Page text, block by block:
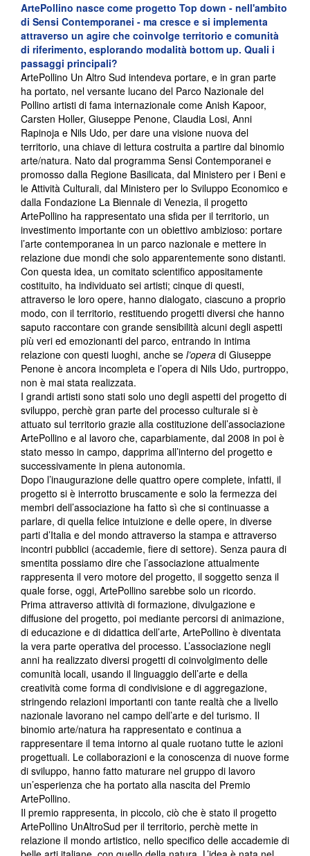
ArtePollino nasce come progetto Top down - nell'ambito
di Sensi Contemporanei - ma cresce e si implementa
attraverso un agire che coinvolge territorio e comunità
di riferimento, esplorando modalità bottom up. Quali i
passaggi principali?
ArtePollino Un Altro Sud intendeva portare, e in gran parte
ha portato, nel versante lucano del Parco Nazionale del
Pollino artisti di fama internazionale come Anish Kapoor,
Carsten Holler, Giuseppe Penone, Claudia Losi, Anni
Rapinoja e Nils Udo, per dare una visione nuova del
territorio, una chiave di lettura costruita a partire dal binomio
arte/natura. Nato dal programma Sensi Contemporanei e
promosso dalla Regione Basilicata, dal Ministero per i Beni e
le Attività Culturali, dal Ministero per lo Sviluppo Economico e
dalla Fondazione La Biennale di Venezia, il progetto
ArtePollino ha rappresentato una sfida per il territorio, un
investimento importante con un obiettivo ambizioso: portare
l’arte contemporanea in un parco nazionale e mettere in
relazione due mondi che solo apparentemente sono distanti.
Con questa idea, un comitato scientifico appositamente
costituito, ha individuato sei artisti; cinque di questi,
attraverso le loro opere, hanno dialogato, ciascuno a proprio
modo, con il territorio, restituendo progetti diversi che hanno
saputo raccontare con grande sensibilità alcuni degli aspetti
più veri ed emozionanti del parco, entrando in intima
relazione con questi luoghi, anche se l’opera di Giuseppe
Penone è ancora incompleta e l’opera di Nils Udo, purtroppo,
non è mai stata realizzata.
I grandi artisti sono stati solo uno degli aspetti del progetto di
sviluppo, perchè gran parte del processo culturale si è
attuato sul territorio grazie alla costituzione dell’associazione
ArtePollino e al lavoro che, caparbiamente, dal 2008 in poi è
stato messo in campo, dapprima all’interno del progetto e
successivamente in piena autonomia.
Dopo l’inaugurazione delle quattro opere complete, infatti, il
progetto si è interrotto bruscamente e solo la fermezza dei
membri dell’associazione ha fatto sì che si continuasse a
parlare, di quella felice intuizione e delle opere, in diverse
parti d’Italia e del mondo attraverso la stampa e attraverso
incontri pubblici (accademie, fiere di settore). Senza paura di
smentita possiamo dire che l’associazione attualmente
rappresenta il vero motore del progetto, il soggetto senza il
quale forse, oggi, ArtePollino sarebbe solo un ricordo.
Prima attraverso attività di formazione, divulgazione e
diffusione del progetto, poi mediante percorsi di animazione,
di educazione e di didattica dell’arte, ArtePollino è diventata
la vera parte operativa del processo. L’associazione negli
anni ha realizzato diversi progetti di coinvolgimento delle
comunità locali, usando il linguaggio dell’arte e della
creatività come forma di condivisione e di aggregazione,
stringendo relazioni importanti con tante realtà che a livello
nazionale lavorano nel campo dell’arte e del turismo. Il
binomio arte/natura ha rappresentato e continua a
rappresentare il tema intorno al quale ruotano tutte le azioni
progettuali. Le collaborazioni e la conoscenza di nuove forme
di sviluppo, hanno fatto maturare nel gruppo di lavoro
un’esperienza che ha portato alla nascita del Premio
ArtePollino.
Il premio rappresenta, in piccolo, ciò che è stato il progetto
ArtePollino UnAltroSud per il territorio, perchè mette in
relazione il mondo artistico, nello specifico delle accademie di